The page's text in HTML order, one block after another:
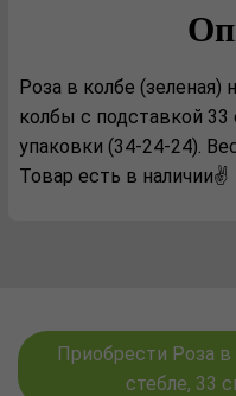
Роза в колбе
колбы с подставкой
упаковки (34-24-24).
Товар есть в наличии✌️
Приобрести Роза в
стебле, 33